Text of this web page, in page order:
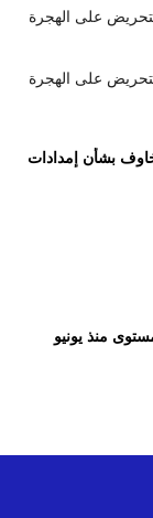
على الهجرة
على الهجرة
بشأن إمدادات
منذ يونيو